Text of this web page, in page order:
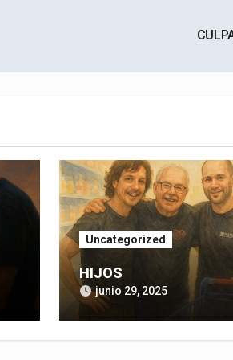
Uncategorized
HIJOS
junio 29, 2025